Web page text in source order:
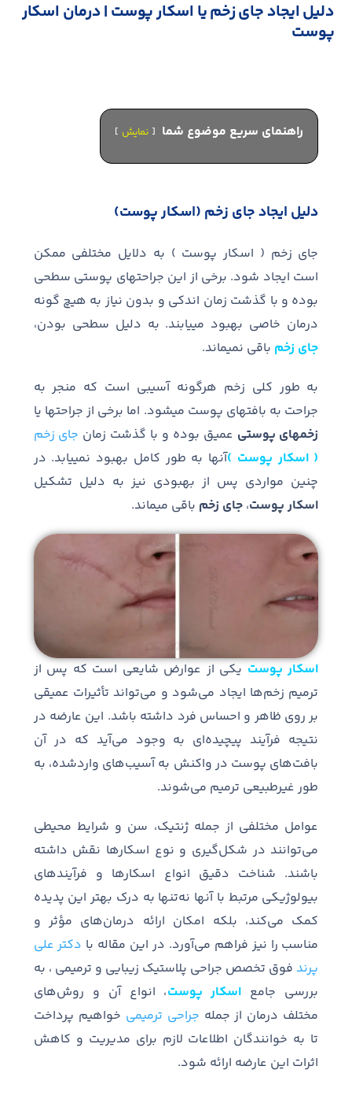
دلیل ایجاد جای زخم یا اسکار پوست | درمان اسکار
پوست
راهنمای سریع موضوع شما نمایش
دلیل ایجاد جای زخم (اسکار پوست)
جای زخم ( اسکار پوست ) به دلایل مختلفی ممکن
است ایجاد شود. برخی از این جراحت‏های پوستی سطحی
بوده و با گذشت زمان اندکی و بدون نیاز به هیچ گونه
درمان خاصی بهبود می‏یابند. به دلیل سطحی بودن،
جای زخم باقی نمی‏ماند.
به طور کلی زخم هرگونه آسیبی است که منجر به
جراحت به بافت‏های پوست می‏شود. اما برخی از جراحت‏ها یا
زخم‏های پوستی عمیق بوده و با گذشت زمان جای زخم
( اسکار پوست )آن‏ها به طور کامل بهبود نمی‏یابد. در
چنین مواردی پس از بهبودی نیز به دلیل تشکیل
اسکار پوست، جای زخم باقی می‏ماند.
اسکار پوست یکی از عوارض شایعی است که پس از
ترمیم زخمها ایجاد میشود و میتواند تأثیرات عمیقی
بر روی ظاهر و احساس فرد داشته باشد. این عارضه در
نتیجه فرآیند پیچیدهای به وجود میآید که در آن
بافتهای پوست در واکنش به آسیبهای واردشده، به
طور غیرطبیعی ترمیم میشوند.
عوامل مختلفی از جمله ژنتیک، سن و شرایط محیطی
میتوانند در شکلگیری و نوع اسکارها نقش داشته
باشند. شناخت دقیق انواع اسکارها و فرآیندهای
بیولوژیکی مرتبط با آنها نهتنها به درک بهتر این پدیده
کمک میکند، بلکه امکان ارائه درمانهای مؤثر و
مناسب را نیز فراهم میآورد. در این مقاله با دکتر علی
پرند فوق تخصص جراحی پلاستیک زیبایی و ترمیمی ، به
بررسی جامع اسکار پوست، انواع آن و روشهای
مختلف درمان از جمله جراحی ترمیمی خواهیم پرداخت
تا به خوانندگان اطلاعات لازم برای مدیریت و کاهش
اثرات این عارضه ارائه شود.